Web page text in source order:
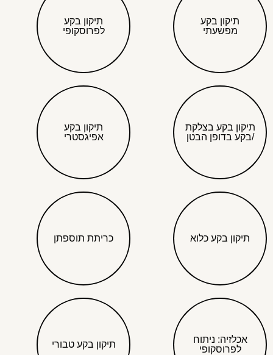
תיקון בקע
מפשעתי
תיקון בקע
לפרוסקופי
תיקון בקע בצלקת
/בקע בדופן הבטן
תיקון בקע
אפיגסטרי
תיקון בקע כלוא כריתת תוספתן
אכלזיה: ניתוח
לפרוסקופי
תיקון בקע טבורי